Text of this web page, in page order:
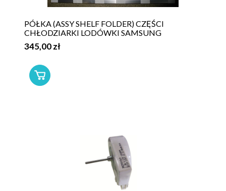
PÓŁKA (ASSY SHELF FOLDER) CZĘŚCI
CHŁODZIARKI LODÓWKI SAMSUNG
345,00 zł